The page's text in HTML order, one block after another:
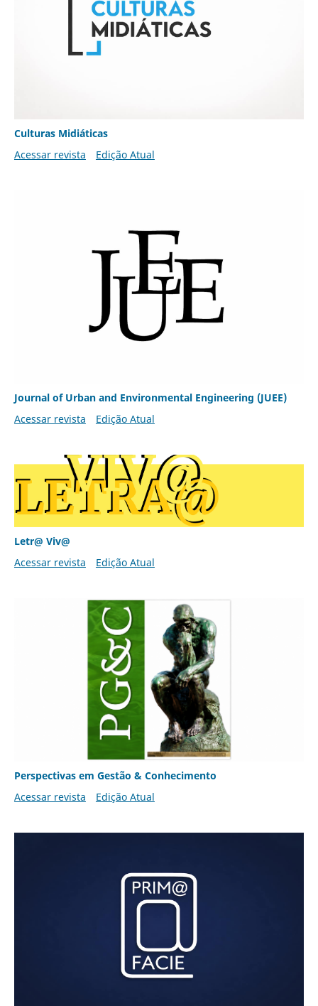
Culturas Midiáticas
Acessar revista
Edição Atual
Journal of Urban and Environmental Engineering (JUEE)
Acessar revista
Edição Atual
Letr@ Viv@
Acessar revista
Edição Atual
Perspectivas em Gestão & Conhecimento
Acessar revista
Edição Atual